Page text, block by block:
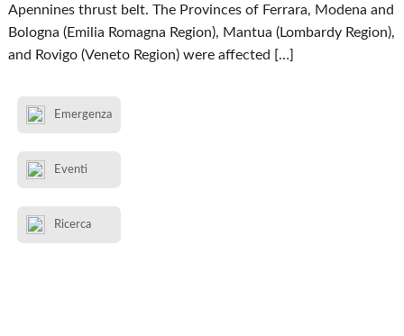
Apennines thrust belt. The Provinces of Ferrara, Modena and
Bologna (Emilia Romagna Region), Mantua (Lombardy Region),
and Rovigo (Veneto Region) were affected […]
Emergenza
Eventi
Ricerca